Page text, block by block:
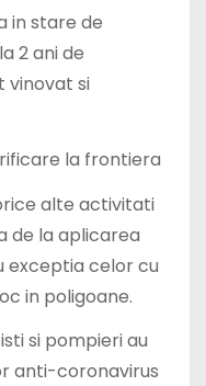
in stare de
2 ani de
vinovat si
la frontiera
alte activitati
de la aplicarea
exceptia celor cu
in poligoane.
si pompieri au
anti-coronavirus